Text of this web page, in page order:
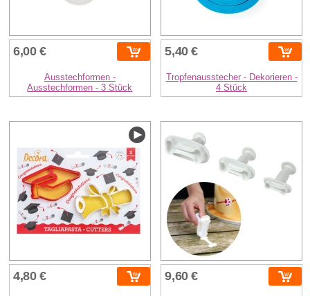
6,00 €
Ausstechformen -
Ausstechformen - 3 Stück
5,40 €
Tropfenausstecher - Dekorieren -
4 Stück
4,80 € 9,60 €